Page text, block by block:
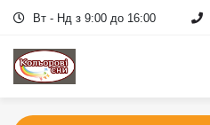
Вт - Нд з 9:00 до 16:00